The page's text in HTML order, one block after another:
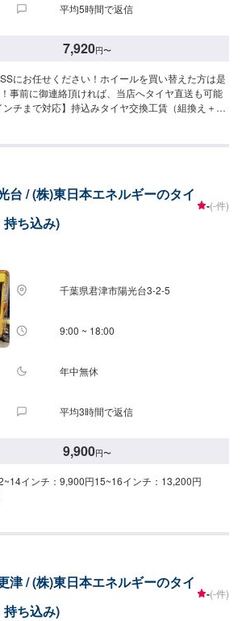
平均5時間で返信
7,920円〜
にお任せください！ホイールを買い替えた方は是
事前に御連絡頂ければ、当店へタイヤ直送も可能
チまで対応】持込みタイヤ交換工賃（組換え＋バ
トラック24,980円（4本コミコミ価格）ハイエー
台 / (株)東日本エネルギーのタイ
持ち込み)
-(-件)
千葉県君津市陽光台3-2-5
9:00 ~ 18:00
年中無休
平均3時間で返信
9,900円〜
インチ：9,900円15~16インチ：13,200円
津 / (株)東日本エネルギーのタイ
持ち込み)
-(-件)